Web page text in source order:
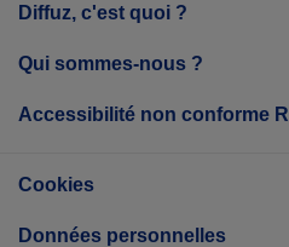
Diffuz, c'est quoi ?
Qui sommes-nous ?
Accessibilité non conforme
Cookies
Données personnelles